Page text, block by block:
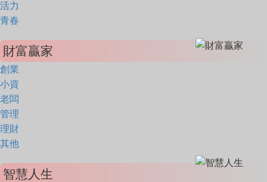
活力
青春
財富贏家
創業
小資
老闆
管理
理財
其他
智慧人生